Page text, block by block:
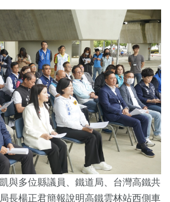
與多位縣議員、鐵道局、台灣高鐵共
長楊正君簡報說明高鐵雲林站西側車